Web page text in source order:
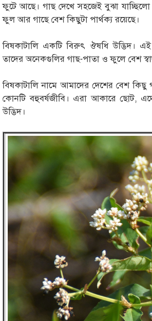
ফুটে আছে। গাছ দেখে সহজেই বুঝা যাচ্ছিলো
ফুল আর গাছে বেশ কিছুটা পার্থক্য রয়েছে।
বিষকাটালি একটি বিরুৎ ঔষধি উদ্ভিদ।
তাদের অনেকগুলির গাছ-পাতা ও ফুলে বেশ
বিষকাটালি নামে আমাদের দেশের বেশ
কোনটি বহুবর্ষজীবি। এরা আকারে ছোট,
উদ্ভিদ।